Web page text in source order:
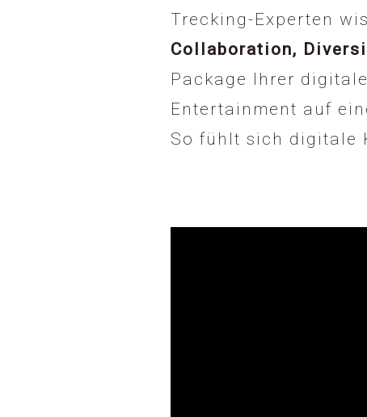
Trecking-Experten
Collaboration,
Package Ihrer
Entertainment auf
So fühlt sich digitale